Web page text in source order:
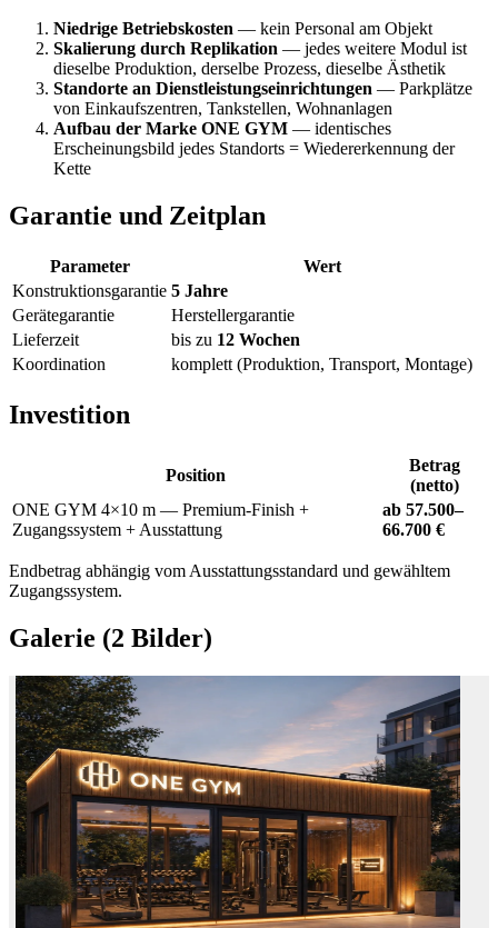
Niedrige Betriebskosten — kein Personal am Objekt
Skalierung durch Replikation — jedes weitere Modul ist
dieselbe Produktion, derselbe Prozess, dieselbe Ästhetik
Standorte an Dienstleistungseinrichtungen — Parkplätze
von Einkaufszentren, Tankstellen, Wohnanlagen
Aufbau der Marke ONE GYM — identisches
Erscheinungsbild jedes Standorts = Wiedererkennung der
Kette
Garantie und Zeitplan
Parameter
Wert
Konstruktionsgarantie 5 Jahre
Geräte­garantie
Herstellergarantie
Lieferzeit
bis zu 12 Wochen
Koordination
komplett (Produktion, Transport, Montage)
Investition
Position
Betrag
(netto)
ONE GYM 4×10 m — Premium-Finish +
Zugangssystem + Ausstattung
ab 57.500–
66.700 €
Endbetrag abhängig vom Ausstattungsstandard und gewähltem
Zugangssystem.
Galerie (2 Bilder)